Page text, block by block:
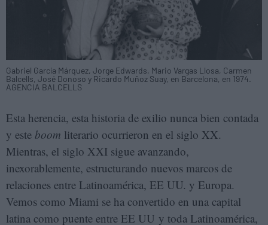
Gabriel García Márquez, Jorge Edwards, Mario Vargas Llosa, Carmen
Balcells, José Donoso y Ricardo Muñoz Suay, en Barcelona, en 1974.
AGENCIA BALCELLS
Esta herencia, esta historia de exilio nunca bien contada
y este boom literario ocurrieron en el siglo XX.
Mientras, el siglo XXI sigue avanzando,
inexorablemente, estructurando nuevos marcos de
relaciones entre Latinoamérica, EE UU. y Europa.
Vemos como Miami se ha convertido en una capital
latina como puente entre EE UU y toda Latinoamérica,